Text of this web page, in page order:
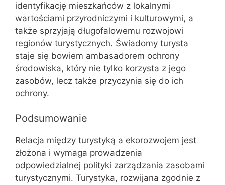
identyfikację mieszkańców z lokalnymi
wartościami przyrodniczymi i kulturowymi, a
także sprzyjają długofalowemu rozwojowi
regionów turystycznych. Świadomy turysta
staje się bowiem ambasadorem ochrony
środowiska, który nie tylko korzysta z jego
zasobów, lecz także przyczynia się do ich
ochrony.
Podsumowanie
Relacja między turystyką a ekorozwojem jest
złożona i wymaga prowadzenia
odpowiedzialnej polityki zarządzania zasobami
turystycznymi. Turystyka, rozwijana zgodnie z